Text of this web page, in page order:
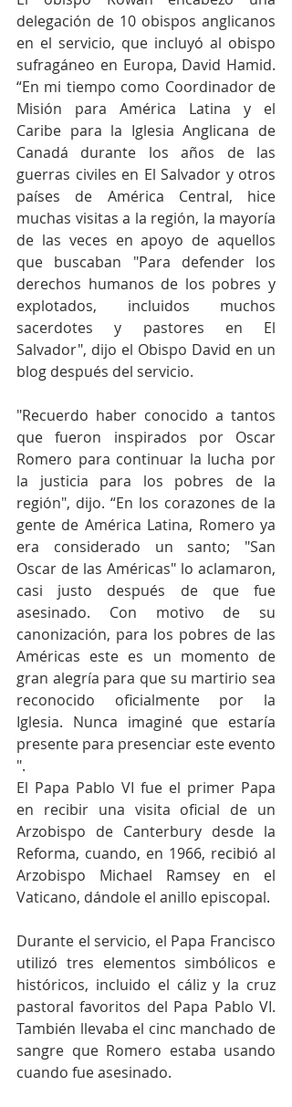
delegación de 10 obispos anglicanos
en el servicio, que incluyó al obispo
sufragáneo en Europa, David Hamid.
“En mi tiempo como Coordinador de
Misión para América Latina y el
Caribe para la Iglesia Anglicana de
Canadá durante los años de las
guerras civiles en El Salvador y otros
países de América Central, hice
muchas visitas a la región, la mayoría
de las veces en apoyo de aquellos
que buscaban "Para defender los
derechos humanos de los pobres y
explotados, incluidos muchos
sacerdotes y pastores en El
Salvador", dijo el Obispo David en un
blog después del servicio.
"Recuerdo haber conocido a tantos
que fueron inspirados por Oscar
Romero para continuar la lucha por
la justicia para los pobres de la
región", dijo. “En los corazones de la
gente de América Latina, Romero ya
era considerado un santo; "San
Oscar de las Américas" lo aclamaron,
casi justo después de que fue
asesinado. Con motivo de su
canonización, para los pobres de las
Américas este es un momento de
gran alegría para que su martirio sea
reconocido oficialmente por la
Iglesia. Nunca imaginé que estaría
presente para presenciar este evento
".
El Papa Pablo VI fue el primer Papa
en recibir una visita oficial de un
Arzobispo de Canterbury desde la
Reforma, cuando, en 1966, recibió al
Arzobispo Michael Ramsey en el
Vaticano, dándole el anillo episcopal.
Durante el servicio, el Papa Francisco
utilizó tres elementos simbólicos e
históricos, incluido el cáliz y la cruz
pastoral favoritos del Papa Pablo VI.
También llevaba el cinc manchado de
sangre que Romero estaba usando
cuando fue asesinado.